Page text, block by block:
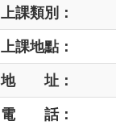
上課類別：
上課地點：
地 址：
電 話：